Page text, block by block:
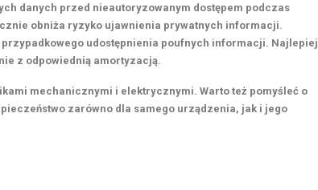
danych przed nieautoryzowanym dostępem podczas
obniża ryzyko ujawnienia prywatnych informacji.
udostępnienia poufnych informacji. Najlepiej
z odpowiednią amortyzacją.
mechanicznymi i elektrycznymi. Warto też pomyśleć o
zarówno dla samego urządzenia, jak i jego